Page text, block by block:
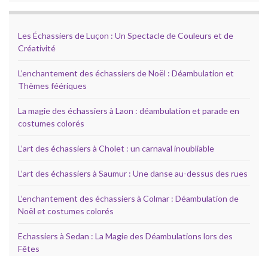
Les Échassiers de Luçon : Un Spectacle de Couleurs et de
Créativité
L’enchantement des échassiers de Noël : Déambulation et
Thèmes féériques
La magie des échassiers à Laon : déambulation et parade en
costumes colorés
L’art des échassiers à Cholet : un carnaval inoubliable
L’art des échassiers à Saumur : Une danse au-dessus des rues
L’enchantement des échassiers à Colmar : Déambulation de
Noël et costumes colorés
Echassiers à Sedan : La Magie des Déambulations lors des
Fêtes